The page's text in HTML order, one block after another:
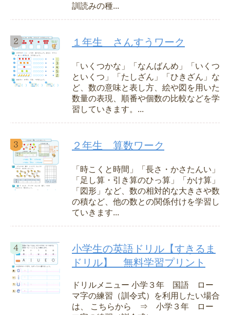
訓読みの種...
１年生 さんすうワーク
「いくつかな」「なんばんめ」「いくつ
といくつ」「たしざん」「ひきざん」な
ど、数の意味と表し方、絵や図を用いた
数量の表現、順番や個数の比較などを学
習していきます。...
２年生 算数ワーク
「時こくと時間」「長さ・かさたんい」
「足し算・引き算のひっ算」「かけ算」
「図形」など、数の相対的な大きさや数
の積など、他の数との関係付けを学習し
ていきます...
小学生の英語ドリル【すきるま
ドリル】 無料学習プリント
ドリルメニュー 小学３年 国語 ロー
マ字の練習（訓令式）を利用したい場合
は、 こちらから ⇒ 小学３年 ロー